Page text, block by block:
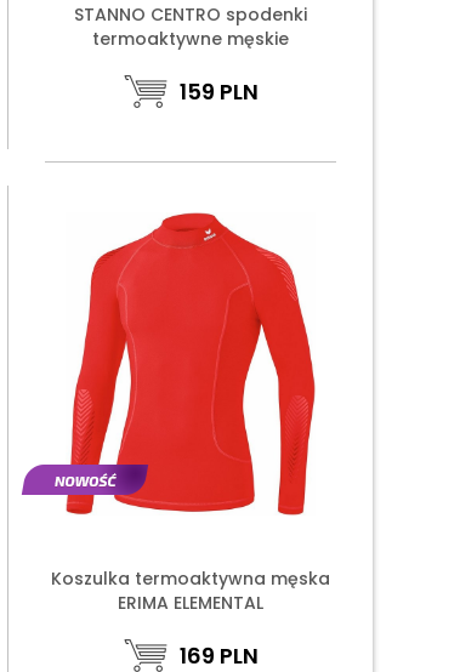
STANNO CENTRO spodenki
termoaktywne męskie
159 PLN
Koszulka termoaktywna męska
ERIMA ELEMENTAL
169 PLN